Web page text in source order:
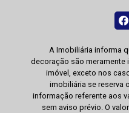
A Imobiliária informa
decoração são meramente
imóvel, exceto nos
imobiliária se reserva
informação referente aos
sem aviso prévio. O